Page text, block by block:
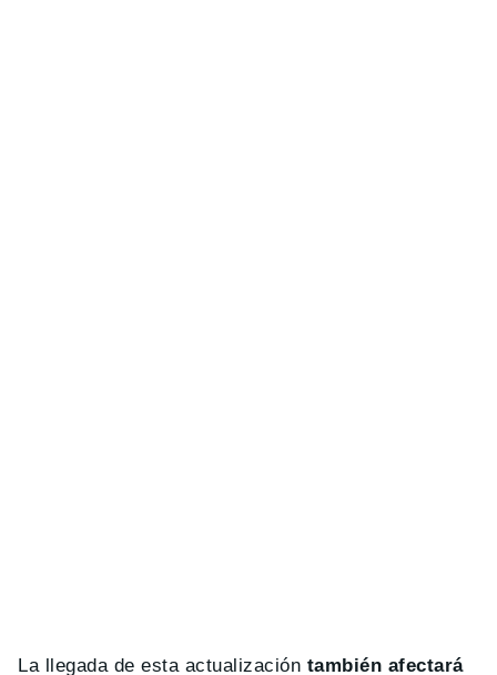
La llegada de esta actualización también afectará